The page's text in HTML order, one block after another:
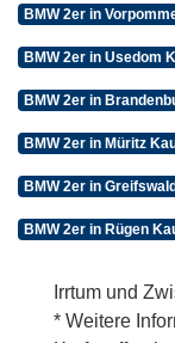
BMW 2er in
BMW 2er in Usedom
BMW 2er in
BMW 2er in Müritz
BMW 2er in
BMW 2er in Rügen
Irrtum und
* Weitere